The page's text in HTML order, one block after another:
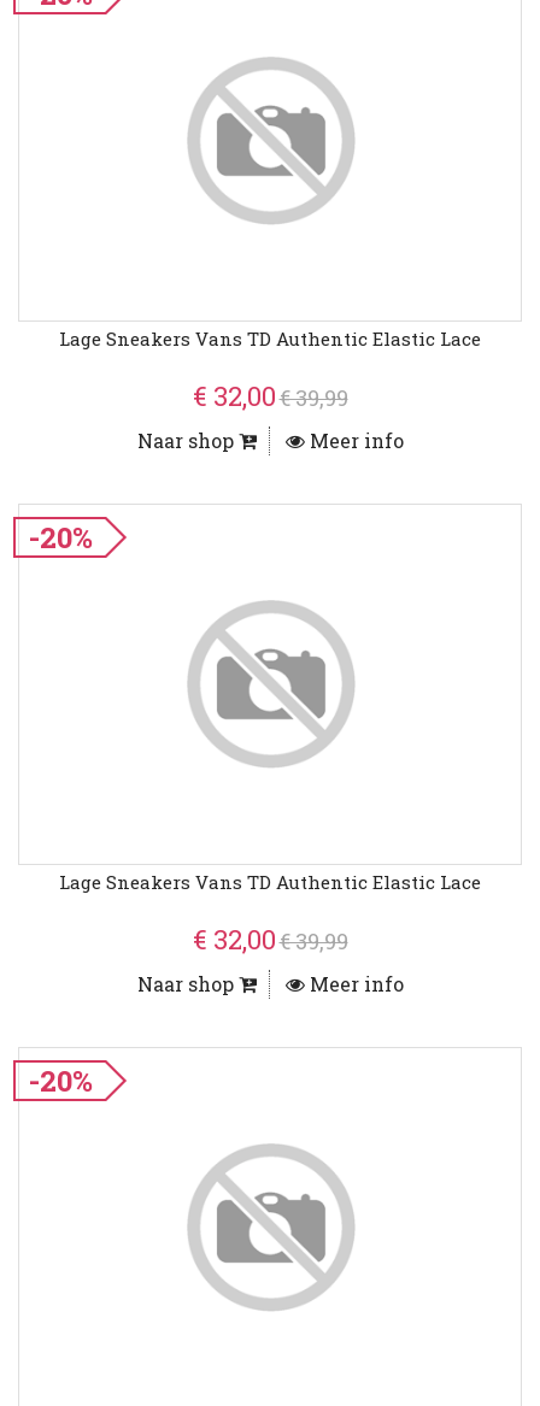
Lage Sneakers Vans TD Authentic Elastic Lace
€ 32,00€ 39,99
Naar shop Meer info
-20%
Lage Sneakers Vans TD Authentic Elastic Lace
€ 32,00€ 39,99
Naar shop Meer info
-20%